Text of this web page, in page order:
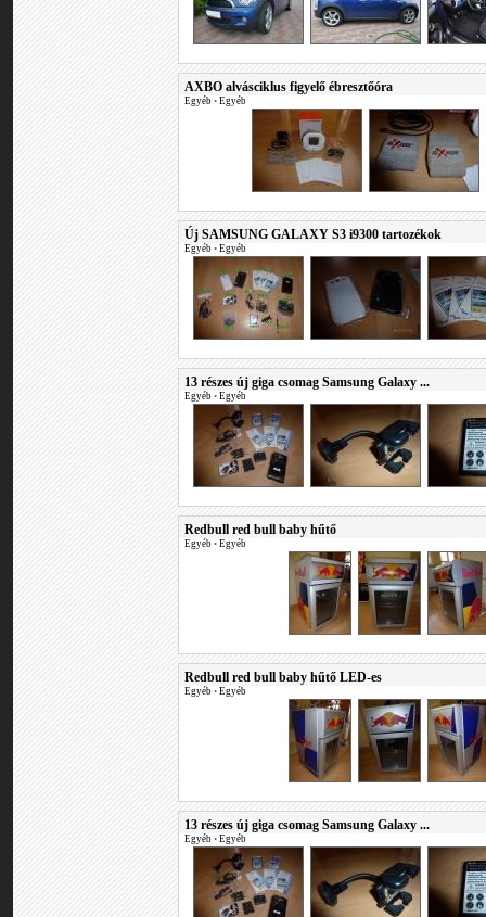
AXBO alvásciklus figyelő ébresztőóra
Egyéb • Egyéb
Új SAMSUNG GALAXY S3 i9300 tartozékok
Egyéb • Egyéb
13 részes új giga csomag Samsung Galaxy ...
Egyéb • Egyéb
Redbull red bull baby hűtő
Egyéb • Egyéb
Redbull red bull baby hűtő LED-es
Egyéb • Egyéb
13 részes új giga csomag Samsung Galaxy ...
Egyéb • Egyéb